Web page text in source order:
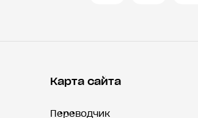
Карта сайта
Переводчик